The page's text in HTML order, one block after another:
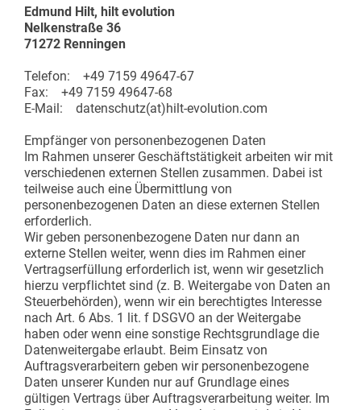
Edmund Hilt, hilt evolution
Nelkenstraße 36
71272 Renningen
Telefon: +49 7159 49647-67
Fax: +49 7159 49647-68
E-Mail: datenschutz(at)hilt-evolution.com
Empfänger von personenbezogenen Daten
Im Rahmen unserer Geschäftstätigkeit arbeiten wir mit
verschiedenen externen Stellen zusammen. Dabei ist
teilweise auch eine Übermittlung von
personenbezogenen Daten an diese externen Stellen
erforderlich.
Wir geben personenbezogene Daten nur dann an
externe Stellen weiter, wenn dies im Rahmen einer
Vertragserfüllung erforderlich ist, wenn wir gesetzlich
hierzu verpflichtet sind (z. B. Weitergabe von Daten an
Steuerbehörden), wenn wir ein berechtigtes Interesse
nach Art. 6 Abs. 1 lit. f DSGVO an der Weitergabe
haben oder wenn eine sonstige Rechtsgrundlage die
Datenweitergabe erlaubt. Beim Einsatz von
Auftragsverarbeitern geben wir personenbezogene
Daten unserer Kunden nur auf Grundlage eines
gültigen Vertrags über Auftragsverarbeitung weiter. Im